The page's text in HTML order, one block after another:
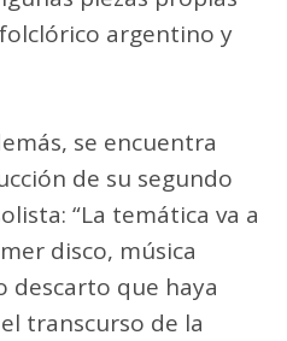
argentino y
se encuentra
de su segundo
“La temática va a
disco, música
descarto que haya
transcurso de la